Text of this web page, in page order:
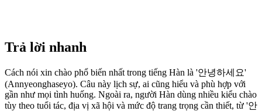
Trả lời nhanh
Cách nói xin chào phổ biến nhất trong tiếng Hàn là '안녕하세요'
(Annyeonghaseyo). Câu này lịch sự, ai cũng hiểu và phù hợp với
gần như mọi tình huống. Ngoài ra, người Hàn dùng nhiều kiểu chào
tùy theo tuổi tác, địa vị xã hội và mức độ trang trọng cần thiết, từ '안